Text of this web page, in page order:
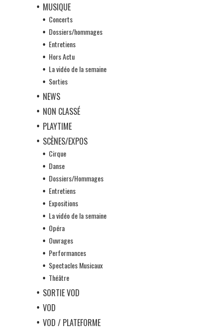
MUSIQUE
Concerts
Dossiers/hommages
Entretiens
Hors Actu
La vidéo de la semaine
Sorties
NEWS
NON CLASSÉ
PLAYTIME
SCÈNES/EXPOS
Cirque
Danse
Dossiers/Hommages
Entretiens
Expositions
La vidéo de la semaine
Opéra
Ouvrages
Performances
Spectacles Musicaux
Théâtre
SORTIE VOD
VOD
VOD / PLATEFORME